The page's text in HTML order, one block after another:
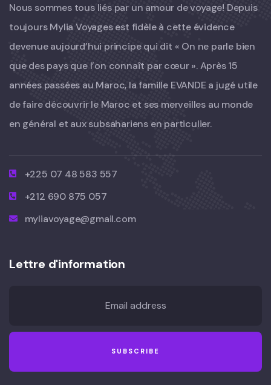
Nous sommes tous liés par un amour de voyage! Depuis
toujours Mylia Voyages est fidèle à cette évidence
devenue aujourd’hui principe qui dit « On ne parle bien
que des pays que l’on connaît par cœur ». Après 15
années passées au Maroc, la famille EVANDE a jugé utile
de faire découvrir le Maroc et ses merveilles au monde
en général et aux subsahariens en particulier.
+225 07 48 583 557
+212 690 875 057
myliavoyage@gmail.com
Lettre d'information